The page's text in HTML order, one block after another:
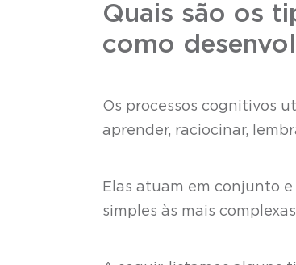
Quais são os
como
Os processos cognitivos
aprender, raciocinar,
Elas atuam em conjunto
simples às mais